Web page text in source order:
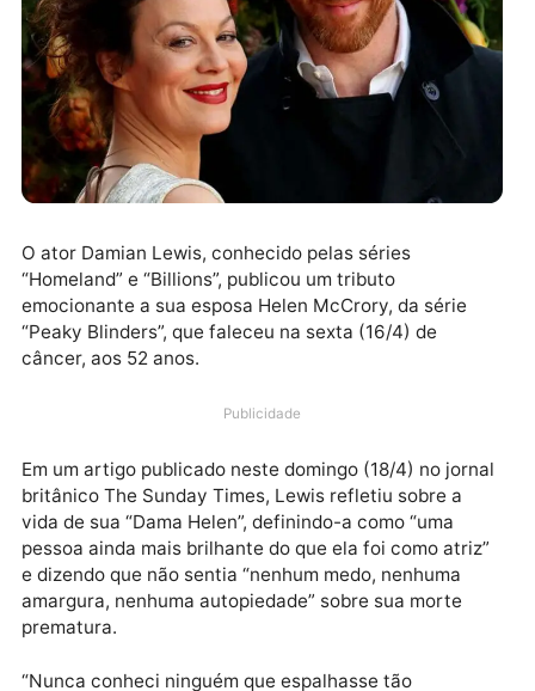
O ator Damian Lewis, conhecido pelas séries
emocionante a sua esposa Helen McCrory, da série
“Peaky Blinders”, que faleceu na sexta (16/4) de
câncer, aos 52 anos.
Publicidade
britânico The Sunday Times, Lewis refletiu sobre a